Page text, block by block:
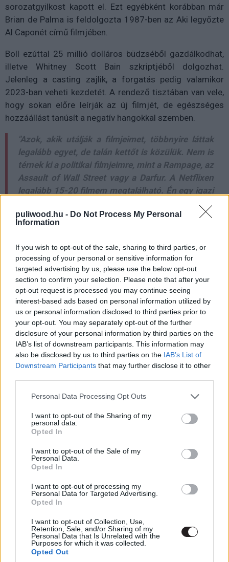
puliwood.hu - Do Not Process My Personal
Information
If you wish to opt-out of the sale, sharing to third parties, or
processing of your personal or sensitive information for
targeted advertising by us, please use the below opt-out
section to confirm your selection. Please note that after your
opt-out request is processed you may continue seeing
interest-based ads based on personal information utilized by
us or personal information disclosed to third parties prior to
your opt-out. You may separately opt-out of the further
disclosure of your personal information by third parties on the
IAB’s list of downstream participants. This information may
also be disclosed by us to third parties on the IAB’s List of
Downstream Participants that may further disclose it to other
Please note that this website/app uses one or more Google
not limited to your visit or usage behaviour. You may click to
grant or deny consent to Google and its third-party tags to
use your data for below specified purposes in below Google
consent section.
Personal Data Processing Opt Outs
I want to opt-out of the Sharing of my
personal data.
Opted In
I want to opt-out of the Sale of my
Personal Data.
Opted In
I want to opt-out of processing my
Personal Data for Targeted Advertising.
Opted In
I want to opt-out of Collection, Use,
Retention, Sale, and/or Sharing of my
Personal Data that Is Unrelated with the
Purposes for which it was collected.
Opted Out
sorozatgyilkost kapott el. Ezt egyébként korábban már
Brian de Palma is feldolgozta 1987-ben az Aki legyőzte
Al Caponét című filmjében.
Boll ezúttal 25 millió dolláros büdzséből gazdálkodhat,
illetve Whitney Scott Bain szkriptjéből dolgozhat.
Jelenleg a casting zajlik, a forgatás pedig valamikor
2023-ban veheti kezdetét. A rendező tisztában van vele,
hogy sokan előre leírják az új filmjét, de egészséges
hozzáállást tanúsít a negatív hangokkal szemben.
"Azok, akik utálják a filmjeimet, többnyire láttak
legalább egyet, de talán kettőt is közülük. Nem is
térnek ki a politikai filmjeimre, mint a Rampage, az
Assault of Wall Street vagy a Darfur. A Netflixen
legalább 15-20 filmem megtalálható. Én egy igazi
filmrendező vagyok. 34 filmet készítettem,
sokban szerepeltek nagy sztárok is, ezt pedig
Nektek mi a kedvenc filmetek Uwe Bolltól?
Ezt láttad már?
Rengeteg hír, cikk és kritika vár ezen kívül is a
Puliwoodon. Iratkozz fel a hírlevelünkre, mert
kiválogatjuk neked azokat, amikről biztosan nem
akarsz lemaradni.
megismertem és azt elfogadom.
Kiefer Sutherland újra